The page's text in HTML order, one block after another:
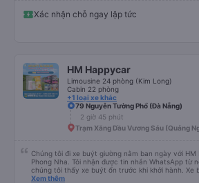
Xác nhận chỗ ngay lập tức
HM Happycar
Limousine 24 phòng (Kim Long)
Cabin 22 phòng
+1 loại xe khác
79 Nguyễn Tường Phổ (Đà Nẵng)
2 giờ 45 phút
Trạm Xăng Dầu Vương Sáu (Quảng
Chúng tôi đi xe buýt giường nằm ban ngày với HM
Phong Nha. Tôi nhận được tin nhắn WhatsApp từ
chúng tôi thấy xe buýt ổn trước khi khởi hành. Xe
trong tình trạng tuyệt vời. Các khoang giường nhỏ
Xem thêm